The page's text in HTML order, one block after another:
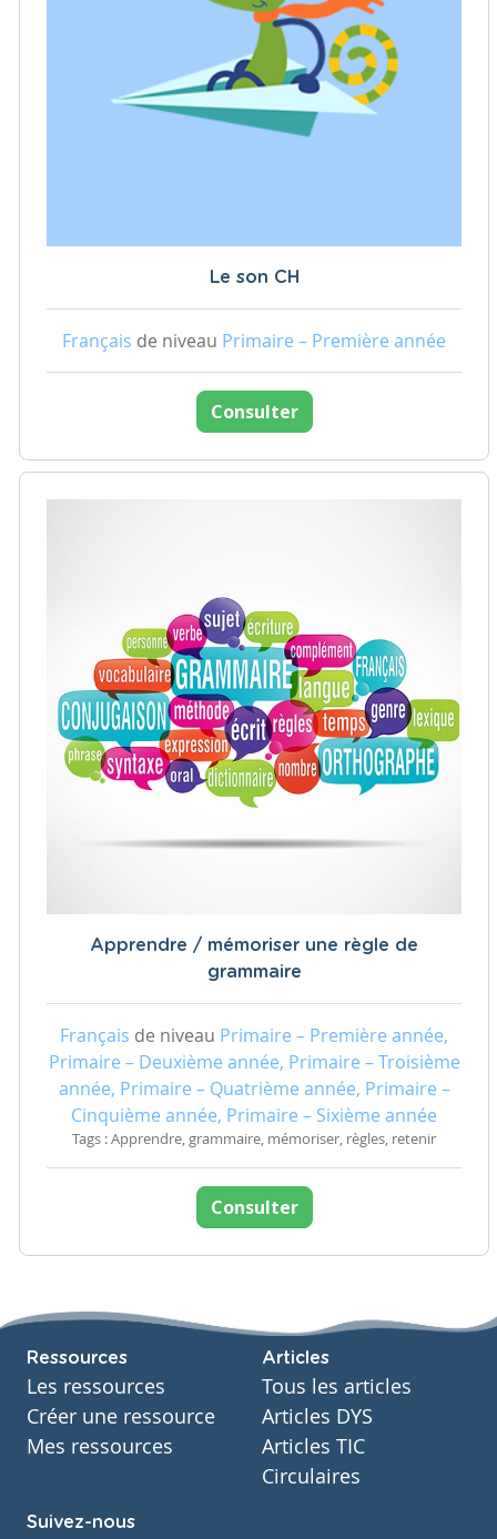
Le son CH
Français de niveau Primaire – Première année
Consulter
Apprendre / mémoriser une règle de
grammaire
Français de niveau Primaire – Première année,
Primaire – Deuxième année, Primaire – Troisième
année, Primaire – Quatrième année, Primaire –
Cinquième année, Primaire – Sixième année
Tags : Apprendre, grammaire, mémoriser, règles, retenir
Consulter
Ressources
Les ressources
Créer une ressource
Mes ressources
Articles
Tous les articles
Articles DYS
Articles TIC
Circulaires
Suivez-nous